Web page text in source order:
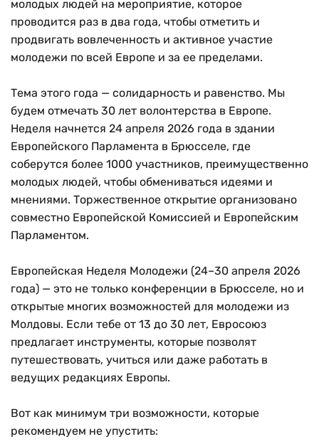
молодых людей на мероприятие, которое
проводится раз в два года, чтобы отметить и
продвигать вовлеченность и активное участие
молодежи по всей Европе и за ее пределами.
Тема этого года — солидарность и равенство. Мы
будем отмечать 30 лет волонтерства в Европе.
Неделя начнется 24 апреля 2026 года в здании
Европейского Парламента в Брюсселе, где
соберутся более 1000 участников, преимущественно
молодых людей, чтобы обмениваться идеями и
мнениями. Торжественное открытие организовано
совместно Европейской Комиссией и Европейским
Парламентом.
Европейская Неделя Молодежи (24–30 апреля 2026
года) — это не только конференции в Брюсселе, но и
открытые многих возможностей для молодежи из
Молдовы. Если тебе от 13 до 30 лет, Евросоюз
предлагает инструменты, которые позволят
путешествовать, учиться или даже работать в
ведущих редакциях Европы.
Вот как минимум три возможности, которые
рекомендуем не упустить: